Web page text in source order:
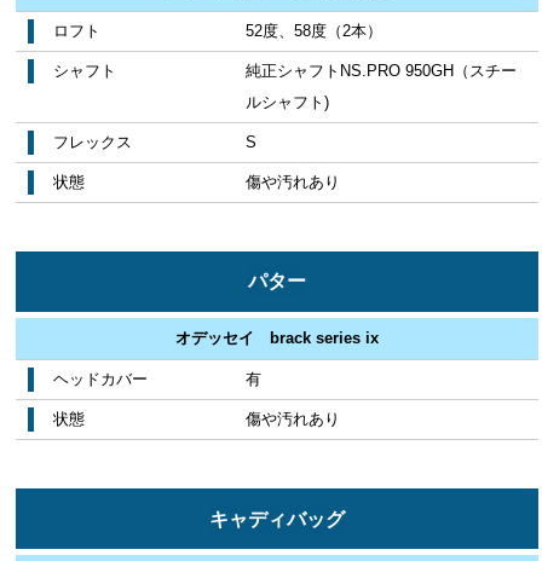
ロフト 52度、58度（2本）
シャフト
純正シャフトNS.PRO 950GH（スチー
ルシャフト)
フレックス S
状態 傷や汚れあり
パター
オデッセイ brack series ix
ヘッドカバー 有
状態 傷や汚れあり
キャディバッグ